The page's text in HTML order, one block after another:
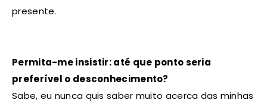
presente.
Permita-me insistir: até que ponto seria
preferível o desconhecimento?
Sabe, eu nunca quis saber muito acerca das minhas